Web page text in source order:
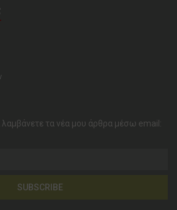
λαμβάνετε τα νέα μου άρθρα μέσω email:
SUBSCRIBE